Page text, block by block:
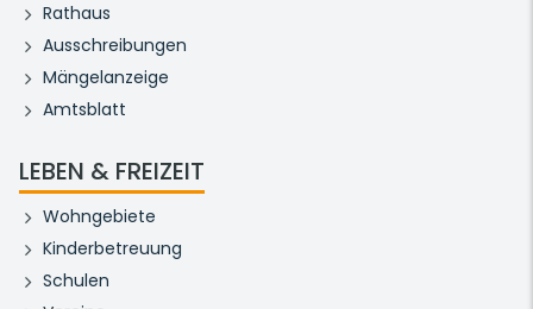
Rathaus
Ausschreibungen
Mängelanzeige
Amtsblatt
LEBEN & FREIZEIT
Wohngebiete
Kinderbetreuung
Schulen